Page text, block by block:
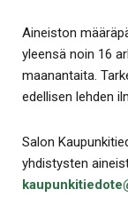
Aineiston
yleensä noin 16
maanantaita.
edellisen lehden
Salon
yhdistysten